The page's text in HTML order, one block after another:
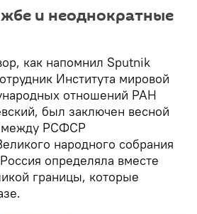
и неоднократные
как напомнил Sputnik
Института мировой
отношений РАН
был заключен весной
между РСФСР
народного собрания
определяла вместе
границы, которые